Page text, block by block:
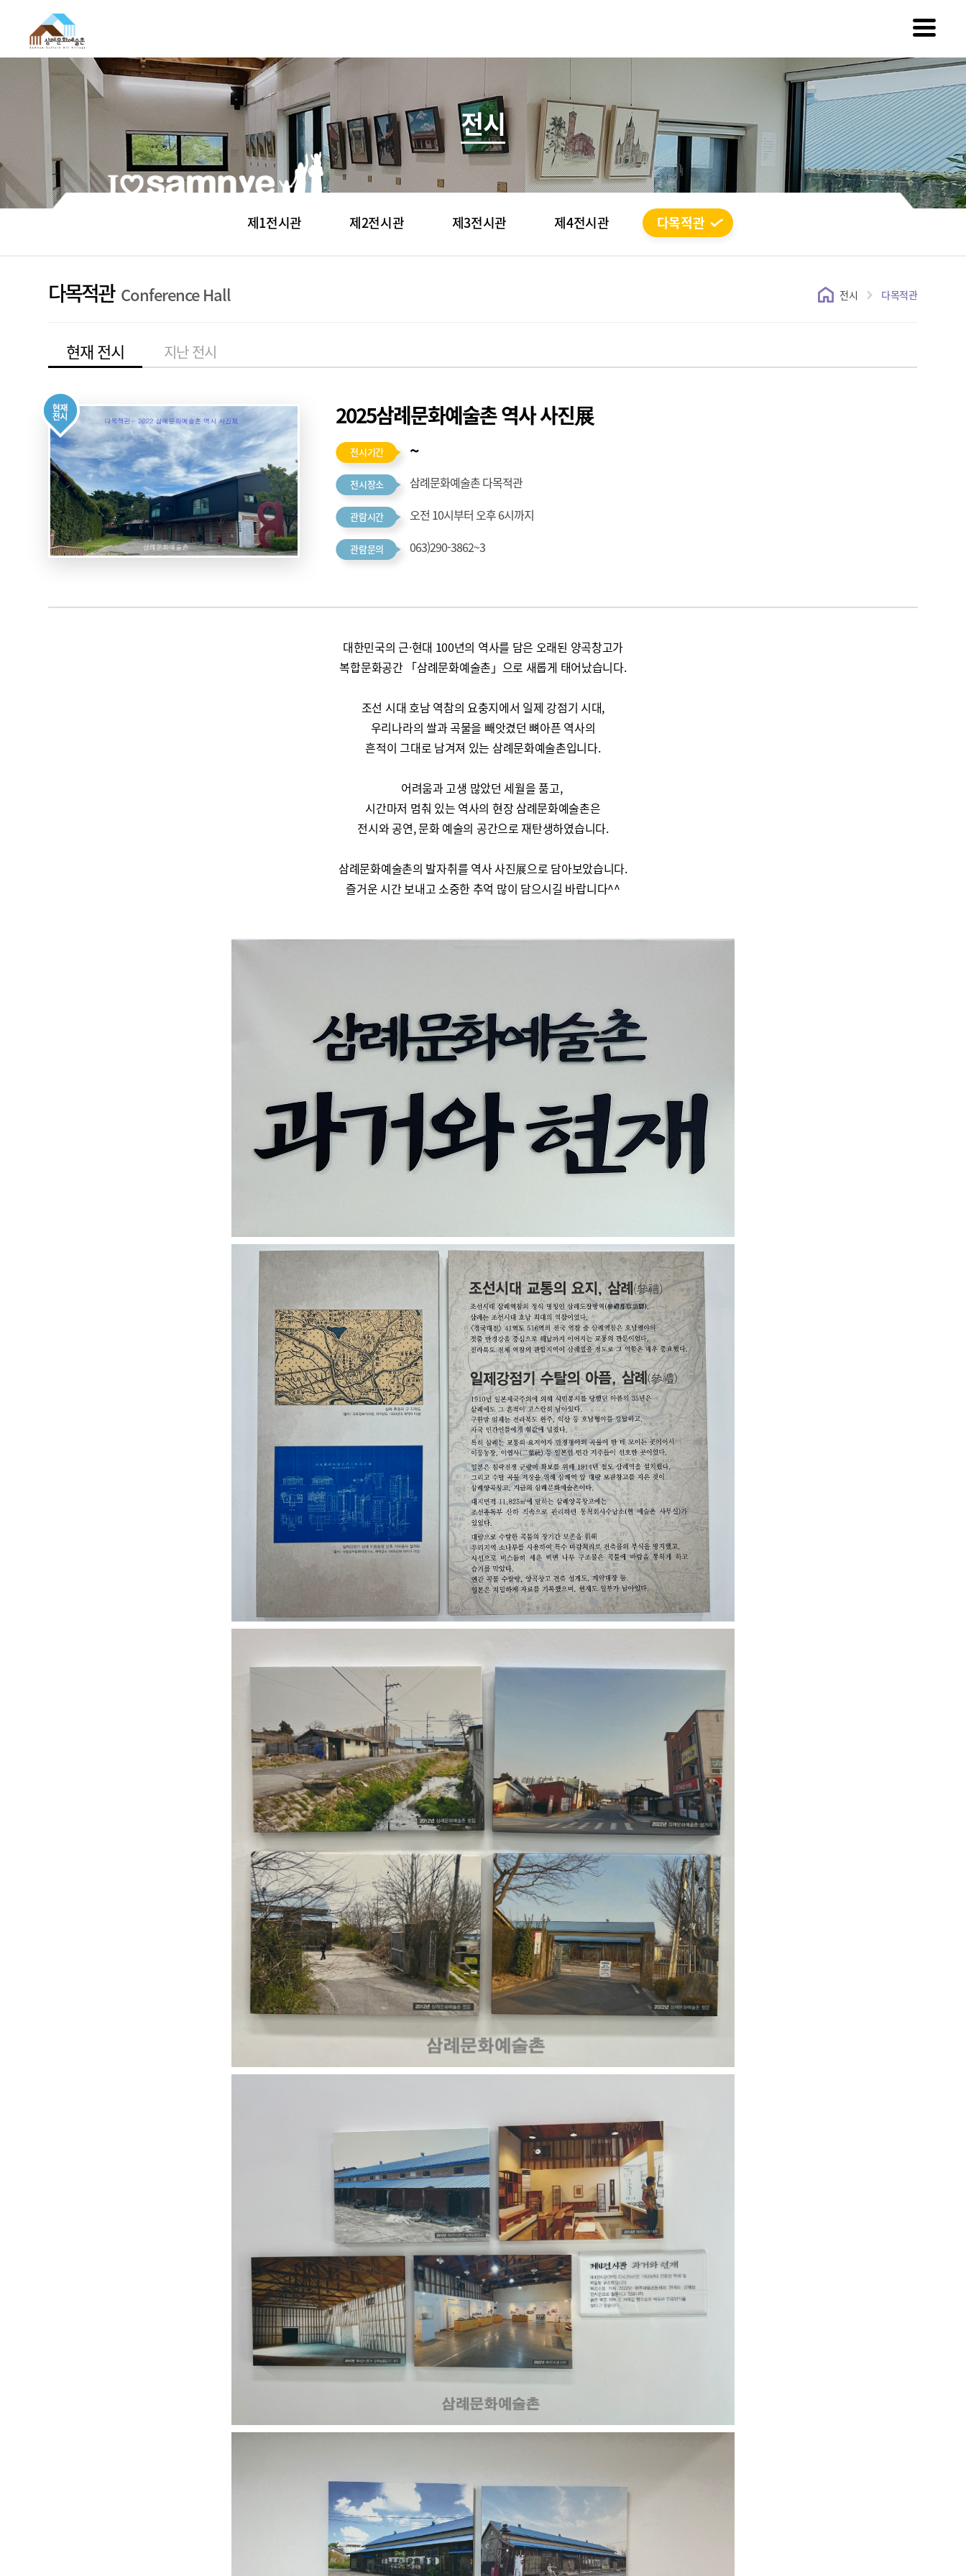
전시
제1전시관 제2전시관 제3전시관 제4전시관 다목적관
전시 다목적관
다목적관 Conference Hall
현재 전시 지난 전시
2025삼례문화예술촌 역사 사진展
전시기간 ~
전시장소 삼례문화예술촌 다목적관
관람시간 오전 10시부터 오후 6시까지
관람문의 063)290-3862~3
대한민국의 근·현대 100년의 역사를 담은 오래된 양곡창고가
복합문화공간 「삼례문화예술촌」으로 새롭게 태어났습니다.
조선 시대 호남 역참의 요충지에서 일제 강점기 시대,
우리나라의 쌀과 곡물을 빼앗겼던 뼈아픈 역사의
흔적이 그대로 남겨져 있는 삼례문화예술촌입니다.
어려움과 고생 많았던 세월을 품고,
시간마저 멈춰 있는 역사의 현장 삼례문화예술촌은
전시와 공연, 문화 예술의 공간으로 재탄생하였습니다.
삼례문화예술촌의 발자취를 역사 사진展으로 담아보았습니다.
즐거운 시간 보내고 소중한 추억 많이 담으시길 바랍니다^^